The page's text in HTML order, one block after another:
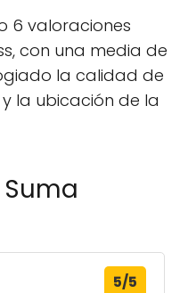
6 valoraciones
con una media de
la calidad de
la ubicación de la
5/5